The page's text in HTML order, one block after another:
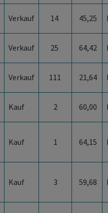
Verkauf 14 45,25
Verkauf 25 64,42
Verkauf 111 21,64
Kauf 2 60,00
Kauf 1 64,15
Kauf 3 59,68